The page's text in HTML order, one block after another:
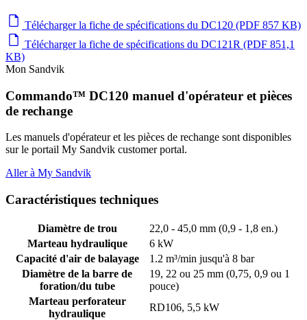
Télécharger la fiche de spécifications du DC120 (PDF 857 KB)
Télécharger la fiche de spécifications du DC121R (PDF 851,1
KB)
Mon Sandvik
Commando™ DC120 manuel d'opérateur et pièces
de rechange
Les manuels d'opérateur et les pièces de rechange sont disponibles
sur le portail My Sandvik customer portal.
Aller à My Sandvik
Caractéristiques techniques
Diamètre de trou
22,0 - 45,0 mm (0,9 - 1,8 en.)
Marteau hydraulique
6 kW
Capacité d'air de balayage
1.2 m³/min jusqu'à 8 bar
Diamètre de la barre de
foration/du tube
19, 22 ou 25 mm (0,75, 0,9 ou 1
pouce)
Marteau perforateur
hydraulique
RD106, 5,5 kW